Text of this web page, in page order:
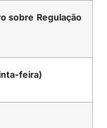
sobre Regulação
feira)